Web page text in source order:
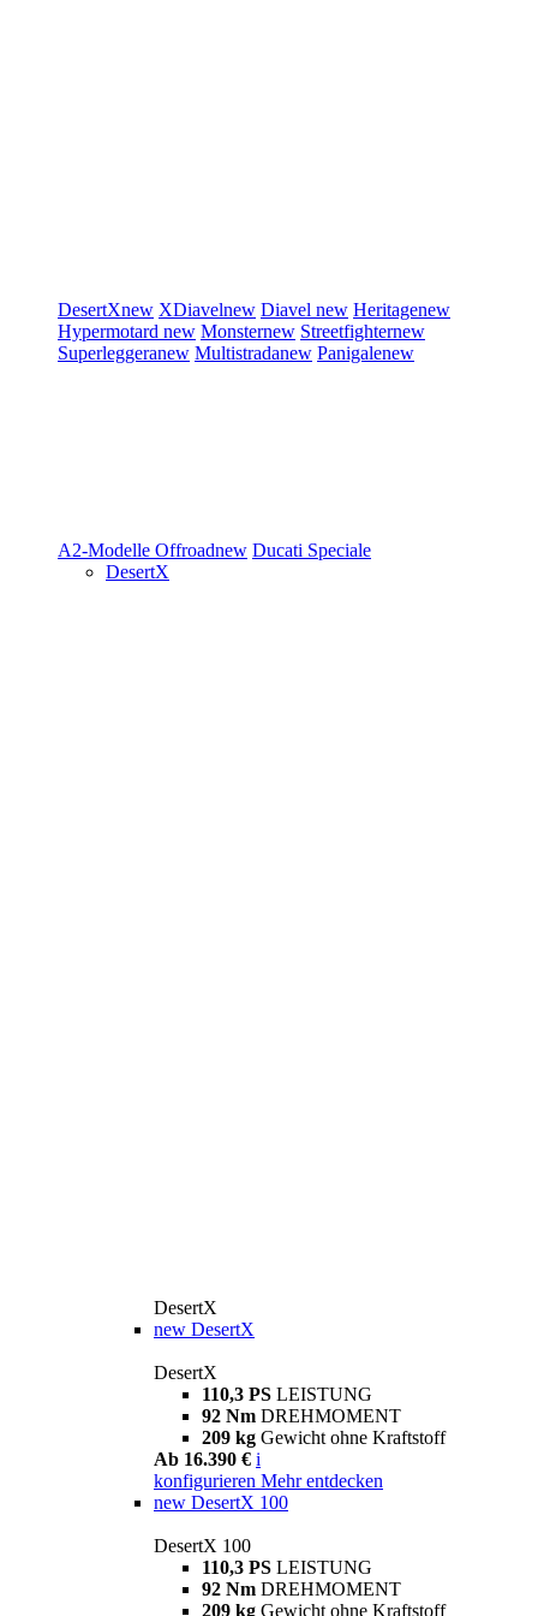
DesertXnew XDiavelnew Diavel new Heritagenew
Hypermotard new Monsternew Streetfighternew
Superleggeranew Multistradanew Panigalenew
A2-Modelle Offroadnew Ducati Speciale
DesertX
DesertX
new DesertX
DesertX
110,3 PS LEISTUNG
92 Nm DREHMOMENT
209 kg Gewicht ohne Kraftstoff
Ab 16.390 € i
konfigurieren Mehr entdecken
new DesertX 100
DesertX 100
110,3 PS LEISTUNG
92 Nm DREHMOMENT
209 kg Gewicht ohne Kraftstoff